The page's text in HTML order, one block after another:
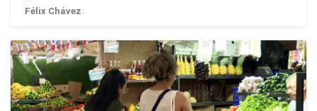
Félix Chávez